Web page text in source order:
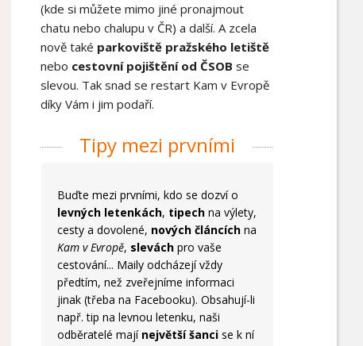
(kde si můžete mimo jiné pronajmout
chatu nebo chalupu v ČR) a další. A zcela
nově také parkoviště pražského letiště
nebo cestovní pojištění od ČSOB se
slevou. Tak snad se restart Kam v Evropě
díky Vám i jim podaří.
Tipy mezi prvními
Buďte mezi prvními, kdo se dozví o
levných letenkách, tipechna výlety,
cesty a dovolené, nových článcíchna
Kam v Evropě, sleváchpro vaše
cestování... Maily odcházejí vždy
předtím, než zveřejníme informaci
jinak (třeba na Facebooku). Obsahují-li
např. tip na levnou letenku, naši
odběratelé mají největší šancise k ní